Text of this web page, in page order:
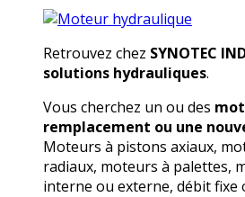
Retrouvez chez SYNOTEC
solutions hydrauliques.
Vous cherchez un ou des
remplacement ou une
Moteurs à pistons axiaux,
radiaux, moteurs à palettes,
interne ou externe, débit fixe